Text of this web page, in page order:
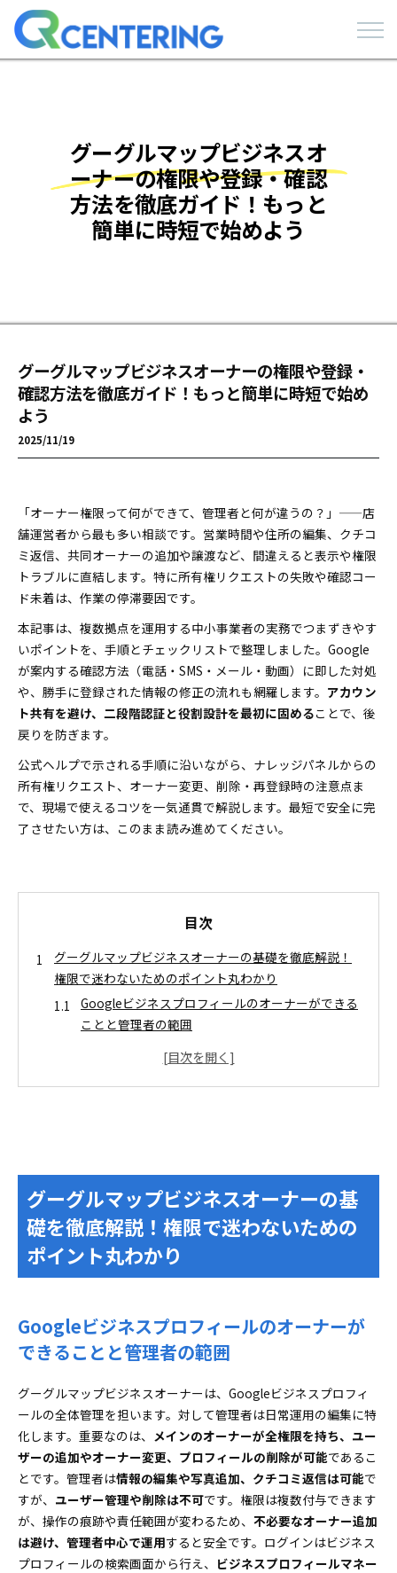
グーグルマップビジネスオ
ーナーの権限や登録・確認
方法を徹底ガイド！もっと
簡単に時短で始めよう
グーグルマップビジネスオーナーの権限や登録・
確認方法を徹底ガイド！もっと簡単に時短で始め
よう
2025/11/19
「オーナー権限って何ができて、管理者と何が違うの？」——店
舗運営者から最も多い相談です。営業時間や住所の編集、クチコ
ミ返信、共同オーナーの追加や譲渡など、間違えると表示や権限
トラブルに直結します。特に所有権リクエストの失敗や確認コー
ド未着は、作業の停滞要因です。
本記事は、複数拠点を運用する中小事業者の実務でつまずきやす
いポイントを、手順とチェックリストで整理しました。Google
が案内する確認方法（電話・SMS・メール・動画）に即した対処
や、勝手に登録された情報の修正の流れも網羅します。 アカウン
ト共有を避け、二段階認証と役割設計を最初に固めることで、後
戻りを防ぎます。
公式ヘルプで示される手順に沿いながら、ナレッジパネルからの
所有権リクエスト、オーナー変更、削除・再登録時の注意点ま
で、現場で使えるコツを一気通貫で解説します。最短で安全に完
了させたい方は、このまま読み進めてください。
目次
グーグルマップビジネスオーナーの基礎を徹底解説！
権限で迷わないためのポイント丸わかり
Googleビジネスプロフィールのオーナーができる
ことと管理者の範囲
googleマップオーナー登録を最短完了！準備から成功
のコツまで完全ナビ
googleマップオーナー確認の方法と成功率アップの裏
ワザ集
電話やSMSとメールによる確認での失敗回避
録画の利用やライブビデオ通話での本人確認の進
め方
実現する極意
オーナーと管理者の追加や役割変更の実務フロー
コツ
Googleマップ勝手に登録された時にすぐできる対処法
と所有権取得術
既存のプロフィールで不正確な情報を修正する流
れ
Googleビジネスプロフィールの削除や再登録はどうす
る？ケース別注意点と判断の極意
削除できないケースと対処方法の選択肢
グーグルマップビジネスオーナーの基
礎を徹底解説！権限で迷わないための
ポイント丸わかり
Googleビジネスプロフィールのオーナーが
できることと管理者の範囲
グーグルマップビジネスオーナーは、Googleビジネスプロフィ
ールの全体管理を担います。対して管理者は日常運用の編集に特
化します。重要なのは、 メインのオーナーが全権限を持ち、ユー
ザーの追加やオーナー変更、プロフィールの削除が可能であるこ
とです。管理者は情報の編集や写真追加、クチコミ返信は可能で
すが、 ユーザー管理や削除は不可です。権限は複数付与できます
が、操作の痕跡や責任範囲が変わるため、 不必要なオーナー追加
は避け、管理者中心で運用すると安全です。ログインはビジネス
プロフィールの検索画面から行え、 ビジネスプロフィールマネー